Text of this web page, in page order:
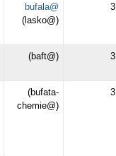
bufala@
(lasko@)
3
(baft@) 3
(bufata-
chemie@)
3